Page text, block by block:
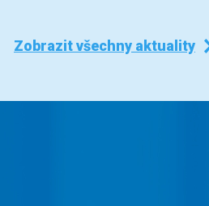
Zobrazit všechny aktuality